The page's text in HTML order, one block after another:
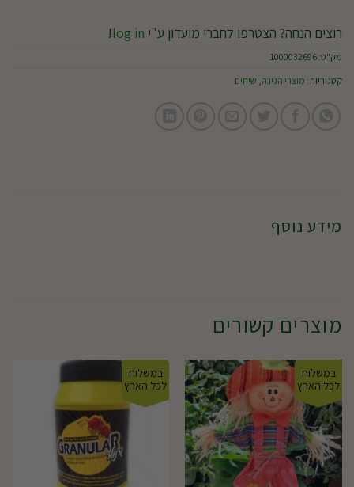
רוצים הנחה? הצטרפו לחברי מועדון ע"י log in
!
מק"ט:1000032696
קטגוריות: מוצרי הגינה, שיחים
מידע נוסף
מוצרים קשורים
במשלוח
לכל הארץ
במשלוח
לכל הארץ